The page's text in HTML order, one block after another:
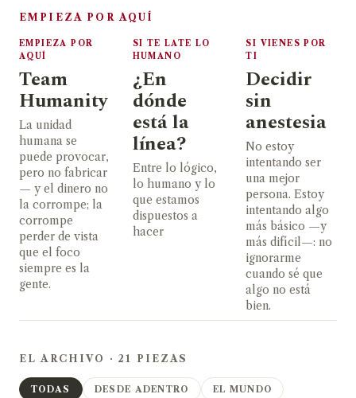
EMPIEZA POR AQUÍ
EMPIEZA POR
AQUÍ
Team
Humanity
La unidad
humana se
puede provocar,
pero no fabricar
— y el dinero no
la corrompe; la
corrompe
perder de vista
que el foco
siempre es la
gente.
SI TE LATE LO
HUMANO
¿En
dónde
está la
línea?
Entre lo lógico,
lo humano y lo
que estamos
dispuestos a
hacer
SI VIENES POR
TI
Decidir
sin
anestesia
No estoy
intentando ser
una mejor
persona. Estoy
intentando algo
más básico —y
más difícil—: no
ignorarme
cuando sé que
algo no está
bien.
EL ARCHIVO · 21 PIEZAS
TODAS DESDE ADENTRO EL MUNDO